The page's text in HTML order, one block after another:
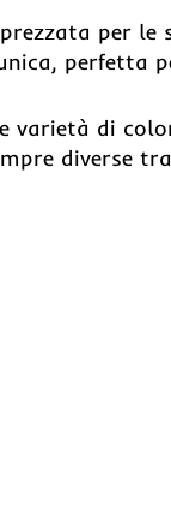
per le
perfetta
varietà di
diverse tra